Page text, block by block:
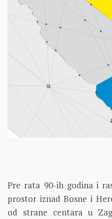
Pre rata 90-ih godina i
prostor iznad Bosne i
od strane centara u